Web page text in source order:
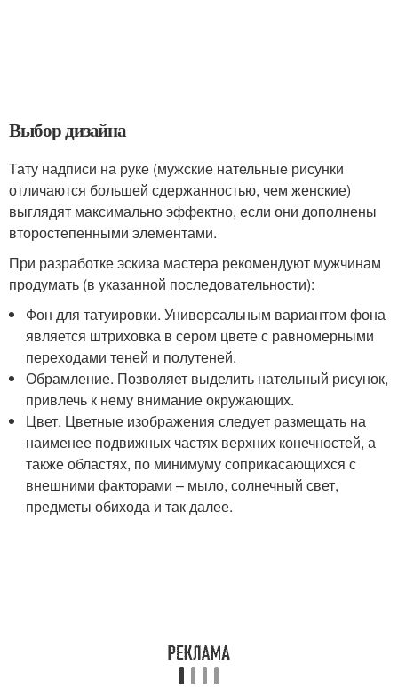
Выбор дизайна
Тату надписи на руке (мужские нательные рисунки
отличаются большей сдержанностью, чем женские)
выглядят максимально эффектно, если они дополнены
второстепенными элементами.
При разработке эскиза мастера рекомендуют мужчинам
продумать (в указанной последовательности):
Фон для татуировки. Универсальным вариантом фона
является штриховка в сером цвете с равномерными
переходами теней и полутеней.
Обрамление. Позволяет выделить нательный рисунок,
привлечь к нему внимание окружающих.
Цвет. Цветные изображения следует размещать на
наименее подвижных частях верхних конечностей, а
также областях, по минимуму соприкасающихся с
внешними факторами – мыло, солнечный свет,
предметы обихода и так далее.